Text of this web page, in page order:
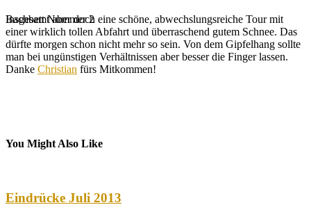
Bachbett Nummer 2
Insgesamt aber doch eine schöne, abwechslungsreiche Tour mit
einer wirklich tollen Abfahrt und überraschend gutem Schnee. Das
dürfte morgen schon nicht mehr so sein. Von dem Gipfelhang sollte
man bei ungünstigen Verhältnissen aber besser die Finger lassen.
Danke Christian fürs Mitkommen!
You Might Also Like
Eindrücke Juli 2013